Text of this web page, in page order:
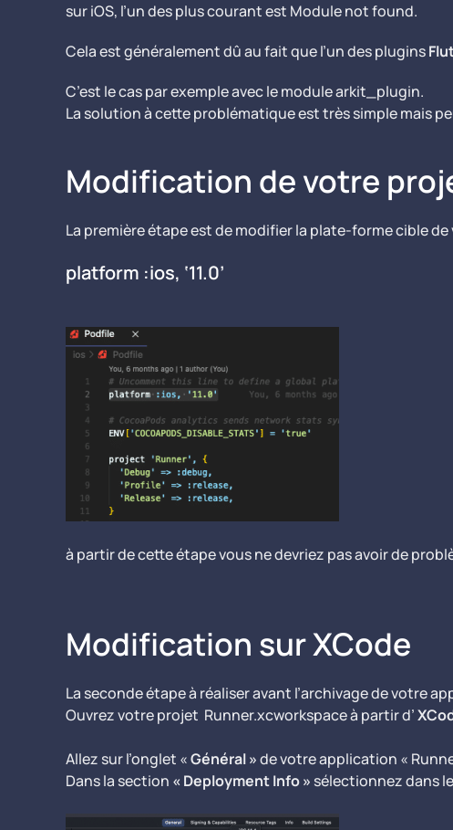
sur iOS, l’un des plus courant est Module not found.
Cela est généralement dû au fait que l’un des plugins
C’est le cas par exemple avec le module arkit_plugin.
La solution à cette problématique est très simple mais
Modification de votre
La première étape est de modifier la plate-forme cible
platform :ios, ‘11.0’
à partir de cette étape vous ne devriez pas avoir de
Modification sur XCode
La seconde étape à réaliser avant l’archivage de votre
Ouvrez votre projet Runner.xcworkspace à partir d’
Allez sur l’onglet «Général »de votre application «
Dans la section « Deployment Info » sélectionnez dans